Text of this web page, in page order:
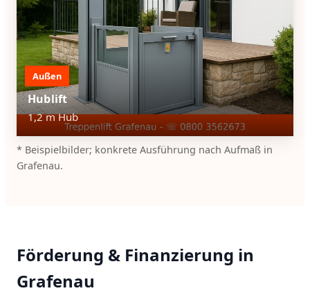
Außen
Hublift
1,2 m Hub
* Beispielbilder; konkrete Ausführung nach Aufmaß in
Grafenau.
Förderung & Finanzierung in
Grafenau